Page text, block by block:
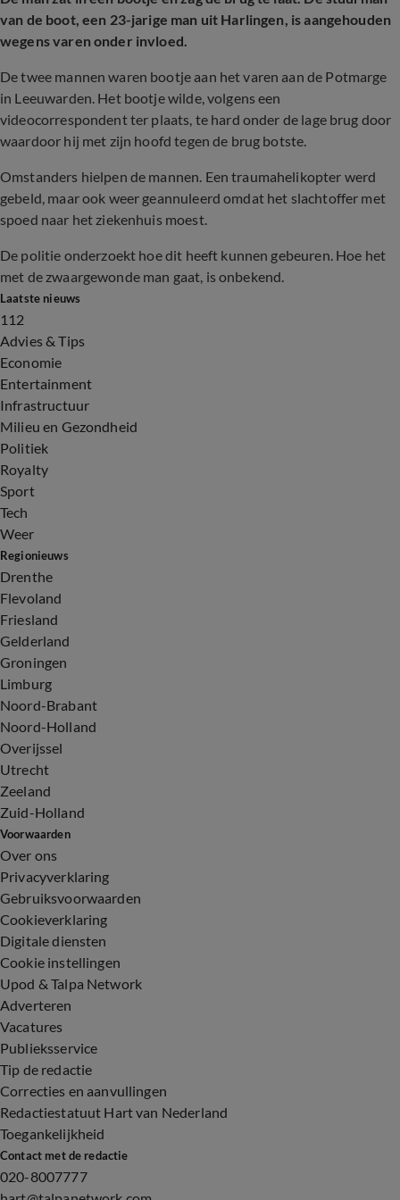
van de boot, een 23-jarige man uit Harlingen, is aangehouden
wegens varen onder invloed.
De twee mannen waren bootje aan het varen aan de Potmarge
in Leeuwarden. Het bootje wilde, volgens een
videocorrespondent ter plaats, te hard onder de lage brug door
waardoor hij met zijn hoofd tegen de brug botste.
Omstanders hielpen de mannen. Een traumahelikopter werd
gebeld, maar ook weer geannuleerd omdat het slachtoffer met
spoed naar het ziekenhuis moest.
De politie onderzoekt hoe dit heeft kunnen gebeuren. Hoe het
met de zwaargewonde man gaat, is onbekend.
Laatste nieuws
112
Advies & Tips
Economie
Entertainment
Infrastructuur
Milieu en Gezondheid
Politiek
Royalty
Sport
Tech
Weer
Regionieuws
Drenthe
Flevoland
Friesland
Gelderland
Groningen
Limburg
Noord-Brabant
Noord-Holland
Overijssel
Utrecht
Zeeland
Zuid-Holland
Voorwaarden
Over ons
Privacyverklaring
Gebruiksvoorwaarden
Cookieverklaring
Digitale diensten
Cookie instellingen
Upod & Talpa Network
Adverteren
Vacatures
Publieksservice
Tip de redactie
Correcties en aanvullingen
Redactiestatuut Hart van Nederland
Toegankelijkheid
Contact met de redactie
020-8007777